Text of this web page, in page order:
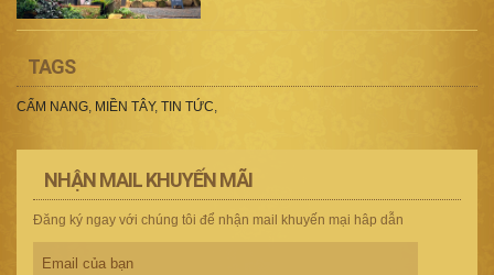
TAGS
CẨM NANG MIỀN TÂY, TIN TỨC
NHẬN MAIL KHUYẾN MÃI
Đăng ký ngay với chúng tôi để nhận mail khuyến mại hâp dẫn